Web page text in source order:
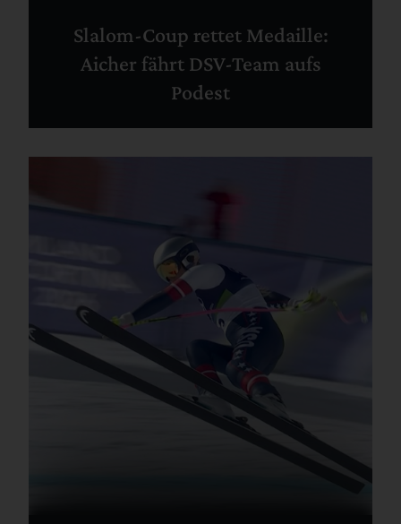
Slalom-Coup rettet Medaille:
Aicher fährt DSV-Team aufs
Podest